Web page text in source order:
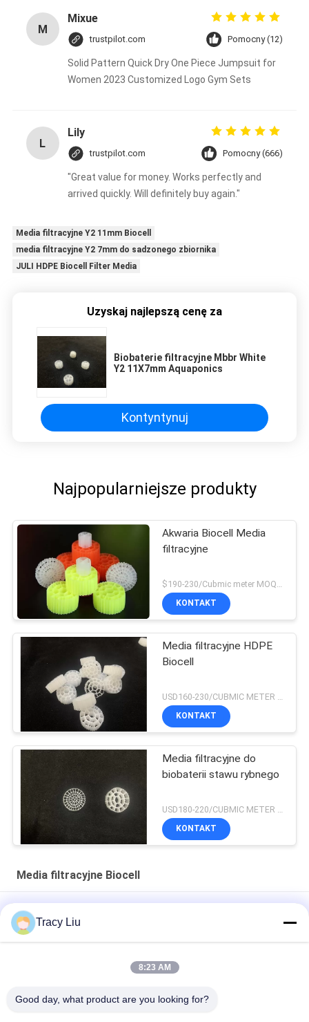
M
Mixue
trustpilot.com Pomocny (12)
Solid Pattern Quick Dry One Piece Jumpsuit for
Women 2023 Customized Logo Gym Sets
L
Lily
trustpilot.com Pomocny (666)
"Great value for money. Works perfectly and
arrived quickly. Will definitely buy again."
Media filtracyjne Y2 11mm Biocell
media filtracyjne Y2 7mm do sadzonego zbiornika
JULI HDPE Biocell Filter Media
Uzyskaj najlepszą cenę za
Biobaterie filtracyjne Mbbr White
Y2 11X7mm Aquaponics
Kontyntynuj
Najpopularniejsze produkty
Akwaria Biocell Media
filtracyjne
$190-230/Cubmic meter MOQ:1CubmicMeter
KONTAKT
Media filtracyjne HDPE
Biocell
KONTAKT
Media filtracyjne do
biobaterii stawu rybnego
KONTAKT
Media filtracyjne Biocell
Media filtracyjne do biokomórek 25X4mm Ras Fishery
Aquaculture
System Ras
Tracy Liu
8:23 AM
Good day, what product are you looking for?